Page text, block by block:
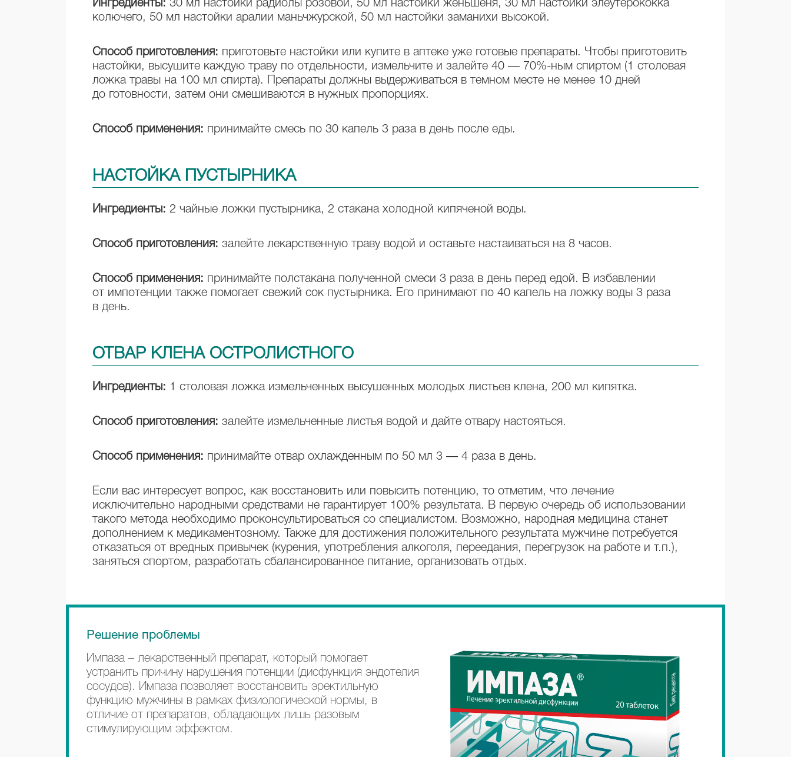
Ингредиенты: 30 мл настойки радиолы розовой, 50 мл настойки женьшеня, 30 мл настойки элеутерококка
колючего, 50 мл настойки аралии маньчжурской, 50 мл настойки заманихи высокой.
Способ приготовления: приготовьте настойки или купите в аптеке уже готовые препараты. Чтобы приготовить
настойки, высушите каждую траву по отдельности, измельчите и залейте 40 — 70%-ным спиртом (1 столовая
ложка травы на 100 мл спирта). Препараты должны выдерживаться в темном месте не менее 10 дней
до готовности, затем они смешиваются в нужных пропорциях.
Способ применения: принимайте смесь по 30 капель 3 раза в день после еды.
НАСТОЙКА ПУСТЫРНИКА
Ингредиенты: 2 чайные ложки пустырника, 2 стакана холодной кипяченой воды.
Способ приготовления: залейте лекарственную траву водой и оставьте настаиваться на 8 часов.
Способ применения: принимайте полстакана полученной смеси 3 раза в день перед едой. В избавлении
от импотенции также помогает свежий сок пустырника. Его принимают по 40 капель на ложку воды 3 раза
в день.
ОТВАР КЛЕНА ОСТРОЛИСТНОГО
Ингредиенты: 1 столовая ложка измельченных высушенных молодых листьев клена, 200 мл кипятка.
Способ приготовления: залейте измельченные листья водой и дайте отвару настояться.
Способ применения: принимайте отвар охлажденным по 50 мл 3 — 4 раза в день.
Если вас интересует вопрос, как восстановить или повысить потенцию, то отметим, что лечение
исключительно народными средствами не гарантирует 100% результата. В первую очередь об использовании
такого метода необходимо проконсультироваться со специалистом. Возможно, народная медицина станет
дополнением к медикаментозному. Также для достижения положительного результата мужчине потребуется
отказаться от вредных привычек (курения, употребления алкоголя, переедания, перегрузок на работе и т.п.),
заняться спортом, разработать сбалансированное питание, организовать отдых.
Решение проблемы
Импаза – лекарственный препарат, который помогает
устранить причину нарушения потенции (дисфункция эндотелия
сосудов). Импаза позволяет восстановить эректильную
функцию мужчины в рамках физиологической нормы, в
отличие от препаратов, обладающих лишь разовым
стимулирующим эффектом.